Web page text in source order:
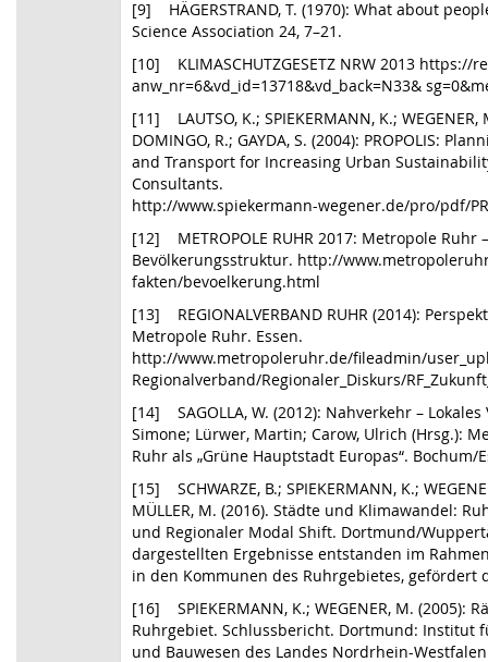
[9] HÄGERSTRAND, T. (1970): What about
Science Association 24, 7–21.
[10] KLIMASCHUTZGESETZ NRW 2013
anw_nr=6&vd_id=13718&vd_back=N33&
[11] LAUTSO, K.; SPIEKERMANN, K.; WEGENER,
DOMINGO, R.; GAYDA, S. (2004): PROPOLIS:
and Transport for Increasing Urban
Consultants.
http://www.spiekermann-wegener.de/pro/pdf/
[12] METROPOLE RUHR 2017: Metropole
Bevölkerungsstruktur. http://
fakten/bevoelkerung.html
[13] REGIONALVERBAND RUHR (2014):
Metropole Ruhr. Essen.
http://www.metropoleruhr.de/fileadmin/
Regionalverband/Regionaler_Diskurs/
[14] SAGOLLA, W. (2012): Nahverkehr –
Simone; Lürwer, Martin; Carow, Ulrich (Hrsg.):
Ruhr als „Grüne Hauptstadt Europas“. Bochum/
[15] SCHWARZE, B.; SPIEKERMANN, K.;
MÜLLER, M. (2016). Städte und Klimawandel:
und Regionaler Modal Shift. Dortmund/
dargestellten Ergebnisse entstanden im
in den Kommunen des Ruhrgebietes,
[16] SPIEKERMANN, K.; WEGENER, M. (2005):
Ruhrgebiet. Schlussbericht. Dortmund: Institut
und Bauwesen des Landes Nordrhein-